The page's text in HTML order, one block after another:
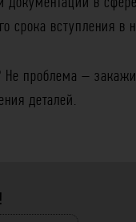
вступления в
Не проблема –
деталей.